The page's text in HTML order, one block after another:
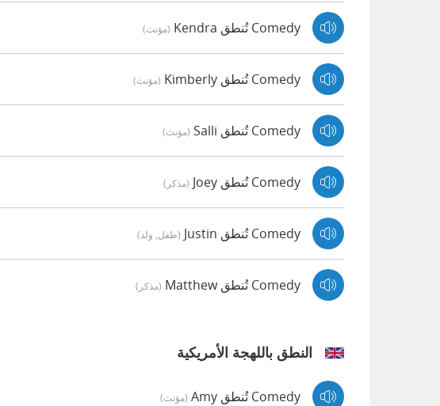
Comedy تُنطق Kendra (مؤنث)
Comedy تُنطق Kimberly (مؤنث)
Comedy تُنطق Salli (مؤنث)
Comedy تُنطق Joey (مذكر)
Comedy تُنطق Justin (طفل, ولد)
Comedy تُنطق Matthew (مذكر)
النطق باللهجة الأمريكية
Comedy تُنطق Amy (مؤنث)